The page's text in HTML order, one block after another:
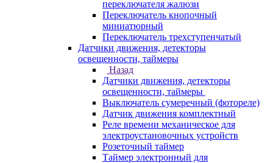
переключателя жалюзи
Переключатель кнопочный
миниатюрный
Переключатель трехступенчатый
Датчики движения, детекторы
освещенности, таймеры
Назад
Датчики движения, детекторы
освещенности, таймеры
Выключатель сумеречный (фотореле)
Датчик движения комплектный
Реле времени механическое для
электроустановочных устройств
Розеточный таймер
Таймер электронный для